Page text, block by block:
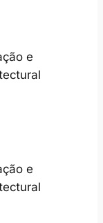
e
e